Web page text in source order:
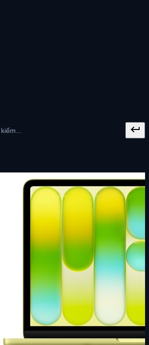
keyboard_return